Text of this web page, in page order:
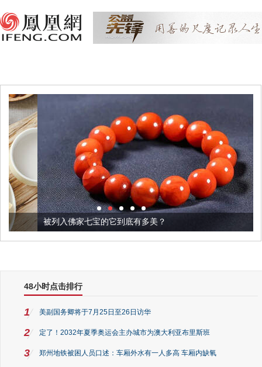
被列入佛家七宝的它到底有多美？
48小时点击排行
1 美副国务卿将于7月25日至26日访华
2 定了！2032年夏季奥运会主办城市为澳大利亚布里斯班
3 郑州地铁被困人员口述：车厢外水有一人多高 车厢内缺氧